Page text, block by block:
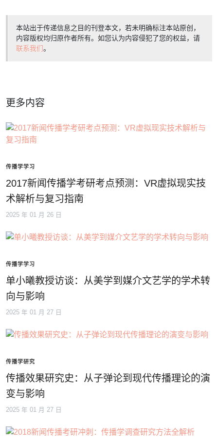
本站出于传递信息之目的刊登本文，若未明确标注本站原创，
内容版权均归原作者所有。如您认为内容侵犯了您的权益，请
联系我们。
更多内容
传播学学习
2017新闻传播学考研考点预测：VR虚拟现实技
术解析与复习指南
2025 年 01 月 26 日
传播学学习
单小曦教授访谈：从美学到媒介文艺学的学术转
向与影响
2025 年 01 月 27 日
传播学研究
传播效果研究史：从子弹论到现代传播理论的演
变与影响
2025 年 01 月 27 日